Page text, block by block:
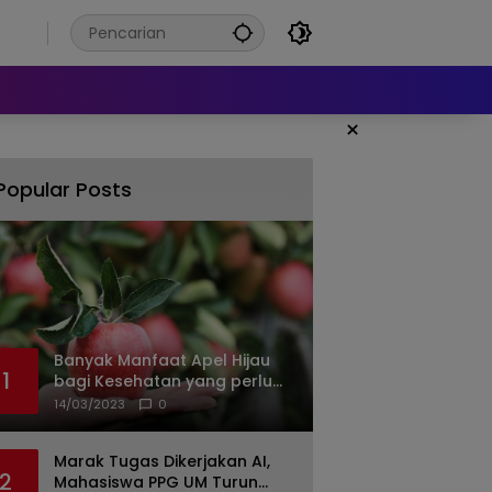
×
Posts
1
Banyak Manfaat Apel Hijau
bagi Kesehatan yang perlu
Anda ketahui
14/03/2023 0
2
Marak Tugas Dikerjakan AI,
Mahasiswa PPG UM Turun